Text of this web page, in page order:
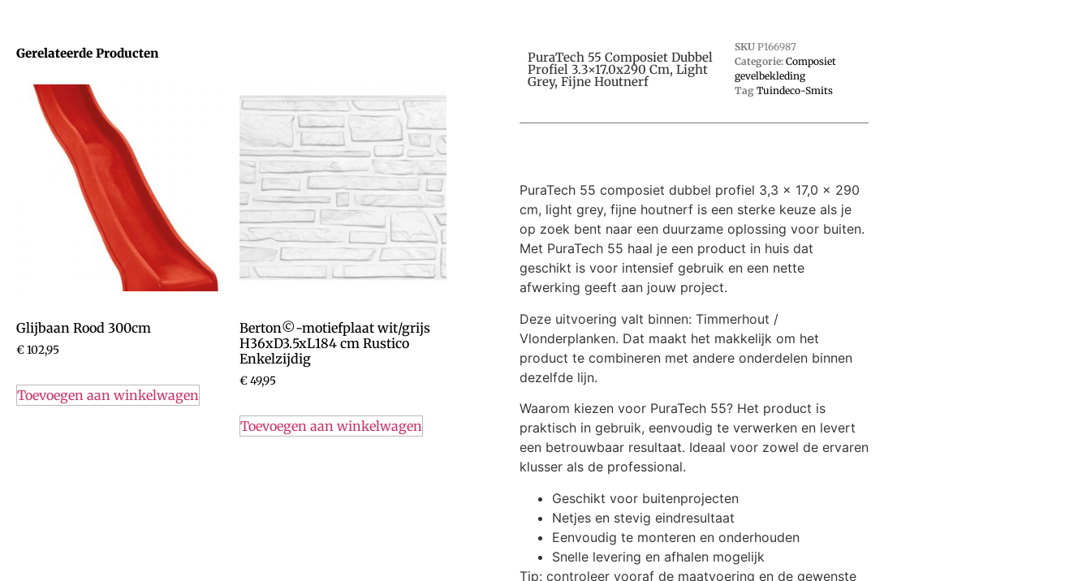
Gerelateerde Producten
Glijbaan Rood 300cm
€102,95
Toevoegen aan winkelwagen
Berton©-motiefplaat wit/grijs
H36xD3.5xL184 cm Rustico
Enkelzijdig
€49,95
Toevoegen aan winkelwagen
PuraTech 55 Composiet Dubbel
Profiel 3.3×17.0x290 Cm, Light
Grey, Fijne Houtnerf
SKU P166987
Categorie: Composiet
gevelbekleding
Tag Tuindeco-Smits
PuraTech 55 composiet dubbel profiel 3,3 x 17,0 x 290
cm, light grey, fijne houtnerf is een sterke keuze als je
op zoek bent naar een duurzame oplossing voor buiten.
Met PuraTech 55 haal je een product in huis dat
geschikt is voor intensief gebruik en een nette
afwerking geeft aan jouw project.
Deze uitvoering valt binnen: Timmerhout /
Vlonderplanken. Dat maakt het makkelijk om het
product te combineren met andere onderdelen binnen
dezelfde lijn.
Waarom kiezen voor PuraTech 55? Het product is
praktisch in gebruik, eenvoudig te verwerken en levert
een betrouwbaar resultaat. Ideaal voor zowel de ervaren
klusser als de professional.
Geschikt voor buitenprojecten
Netjes en stevig eindresultaat
Eenvoudig te monteren en onderhouden
Snelle levering en afhalen mogelijk
Tip: controleer vooraf de maatvoering en de gewenste